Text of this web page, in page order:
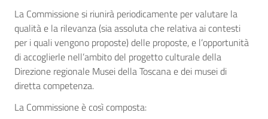
La Commissione si riunirà periodicamente per valutare la
qualità e la rilevanza (sia assoluta che relativa ai contesti
per i quali vengono proposte) delle proposte, e l’opportunità
di accoglierle nell’ambito del progetto culturale della
Direzione regionale Musei della Toscana e dei musei di
diretta competenza.
La Commissione è così composta: